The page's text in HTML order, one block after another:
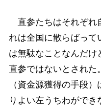
直参たちはそれぞれ
れは全国に散らばって
は無駄なことなんだけ
直参ではないとされた
（資金源獲得の手段
りよい左うちわがで